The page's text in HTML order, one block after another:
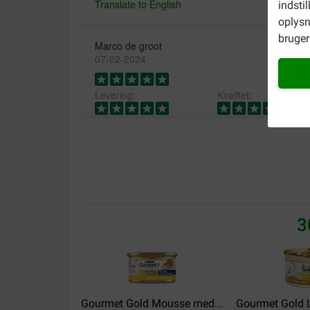
Translate to English
Marco de groot
07-02-2024
Levering: Kvalitet:
Translate to English
Gourmet Gold Mousse med... Gourmet Gold